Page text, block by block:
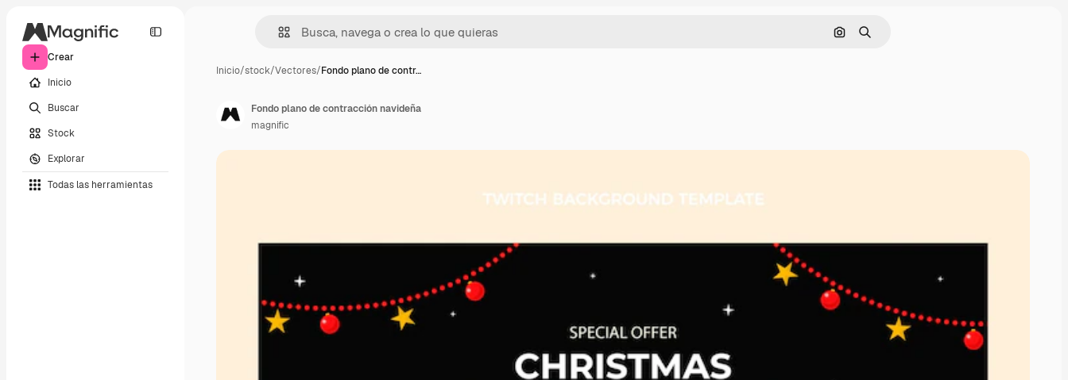
Crear
Inicio
Buscar
Stock
Explorar
Todas las herramientas
Buscar por imagen
Buscar
Inicio/stock/Vectores/Fondo plano de contr…
Fondo plano de contracción navideña
magnific